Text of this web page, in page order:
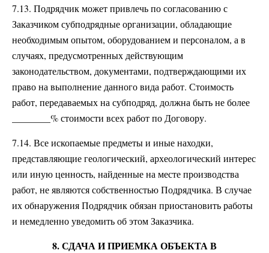
7.13. Подрядчик может привлечь по согласованию с
Заказчиком субподрядные организации, обладающие
необходимым опытом, оборудованием и персоналом, а в
случаях, предусмотренных действующим
законодательством, документами, подтверждающими их
право на выполнение данного вида работ. Стоимость
работ, передаваемых на субподряд, должна быть не более
________% стоимости всех работ по Договору.
7.14. Все ископаемые предметы и иные находки,
представляющие геологический, археологический интерес
или иную ценность, найденные на месте производства
работ, не являются собственностью Подрядчика. В случае
их обнаружения Подрядчик обязан приостановить работы
и немедленно уведомить об этом Заказчика.
8. СДАЧА И ПРИЕМКА ОБЪЕКТА В